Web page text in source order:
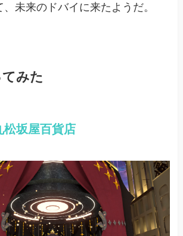
、未来のドバイに来たようだ。
みた
松坂屋百貨店